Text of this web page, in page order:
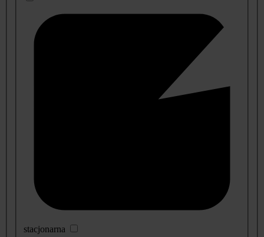
stacjonarna